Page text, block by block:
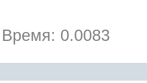
Время: 0.0083